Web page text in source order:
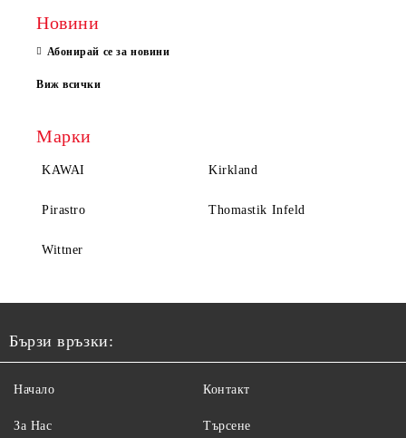
Новини
Абонирай се за новини
Виж всички
Марки
KAWAI Kirkland
Pirastro Thomastik Infeld
Wittner
Бързи връзки:
Начало
За Нас
Контакт
Търсене